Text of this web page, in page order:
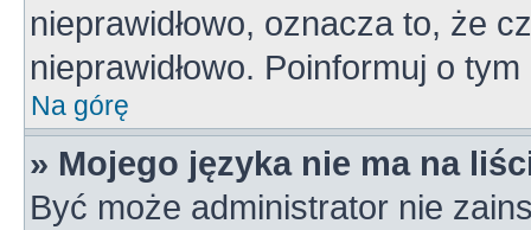
nieprawidłowo, oznacza to, że
nieprawidłowo. Poinformuj o
Na górę
» Mojego języka nie ma na
Być może administrator nie